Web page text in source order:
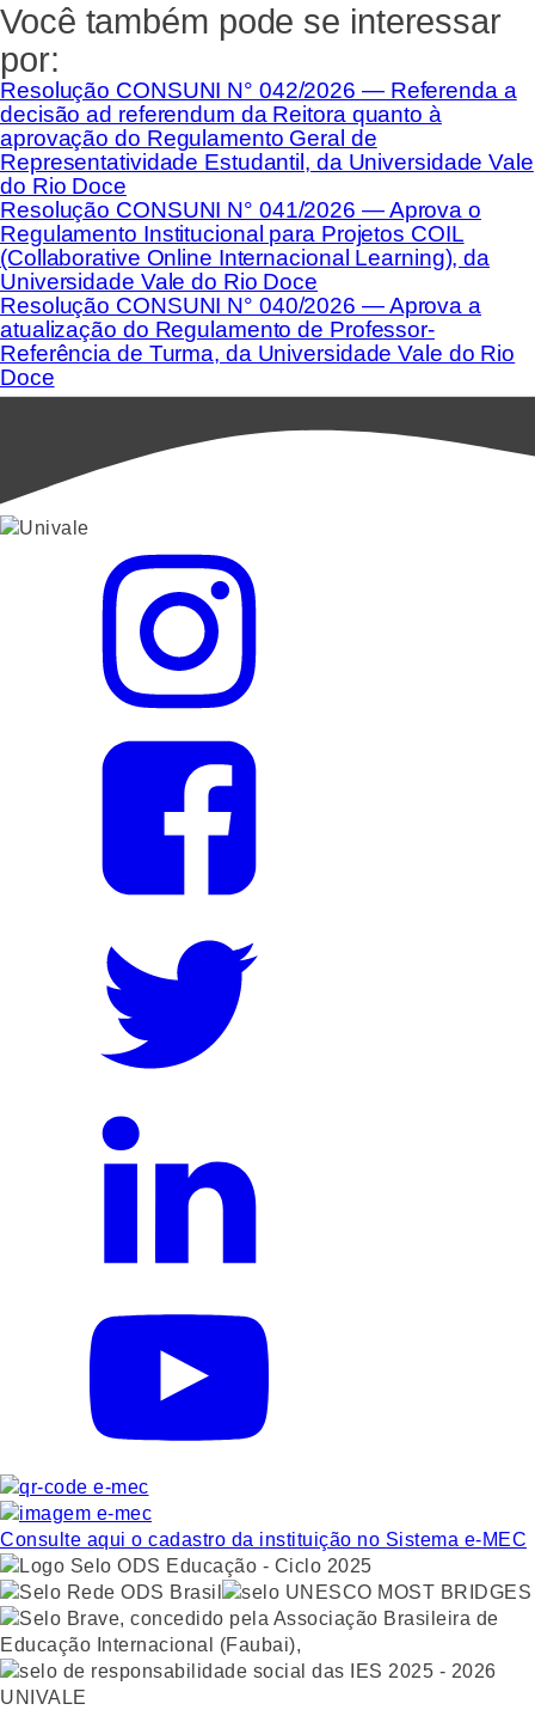
Você também pode se interessar
por:
Resolução CONSUNI N° 042/2026 — Referenda a
decisão ad referendum da Reitora quanto à
aprovação do Regulamento Geral de
Representatividade Estudantil, da Universidade Vale
do Rio Doce
Resolução CONSUNI N° 041/2026 — Aprova o
Regulamento Institucional para Projetos COIL
(Collaborative Online Internacional Learning), da
Universidade Vale do Rio Doce
Resolução CONSUNI N° 040/2026 — Aprova a
atualização do Regulamento de Professor-
Referência de Turma, da Universidade Vale do Rio
Doce
Consulte aqui o cadastro da instituição no Sistema e-MEC
UNIVALE